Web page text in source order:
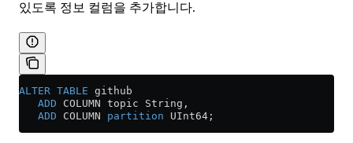
있도록 정보 컬럼을 추가합니다.
ALTER TABLE github
   ADD
COLUMN topic String,
   ADD
COLUMN partition UInt64;